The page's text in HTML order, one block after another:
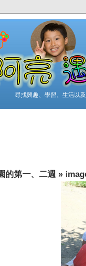
尋找興趣、學習、生活以
的第一、二週 »